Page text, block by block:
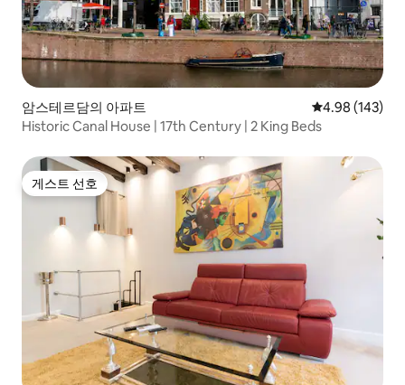
암스테르담의 아파트 평점 4.98점(5
4.98 (143)
Historic Canal House | 17th Century | 2 King Beds
게스트 선호
게스트 선호